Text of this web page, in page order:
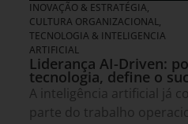
INOVAÇÃO & ESTRATÉGIA,
CULTURA ORGANIZACIONAL,
TECNOLOGIA & INTELIGENCIA
ARTIFICIAL
Liderança AI-Driven:
tecnologia, define o
A inteligência artificial já
parte do trabalho